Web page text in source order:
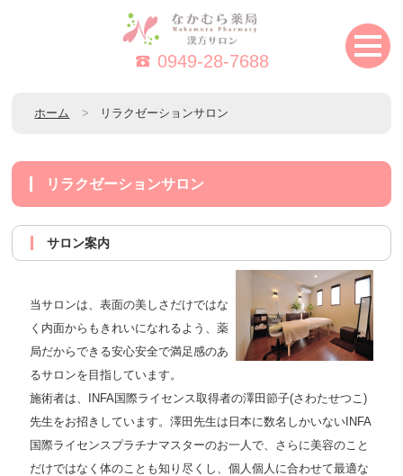
0949-28-7688
ホーム リラクゼーションサロン
リラクゼーションサロン
サロン案内
当サロンは、表面の美しさだけではな
く内面からもきれいになれるよう、薬
局だからできる安心安全で満足感のあ
るサロンを目指しています。
施術者は、INFA国際ライセンス取得者の澤田節子(さわたせつこ)
先生をお招きしています。澤田先生は日本に数名しかいないINFA
国際ライセンスプラチナマスターのお一人で、さらに美容のこと
だけではなく体のことも知り尽くし、個人個人に合わせて最適な